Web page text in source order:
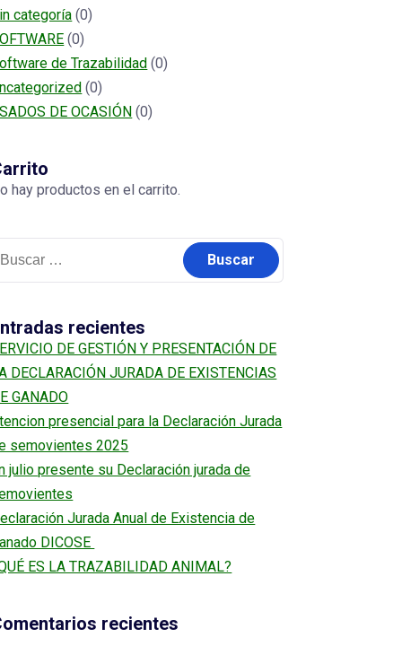
categoría (0)
(0)
de Trazabilidad (0)
(0)
DE OCASIÓN (0)
hay productos en el carrito.
recientes
DE GESTIÓN Y PRESENTACIÓN DE
DECLARACIÓN JURADA DE EXISTENCIAS
GANADO
presencial para la Declaración Jurada
semovientes 2025
julio presente su Declaración jurada de
Jurada Anual de Existencia de
DICOSE
ES LA TRAZABILIDAD ANIMAL?
recientes